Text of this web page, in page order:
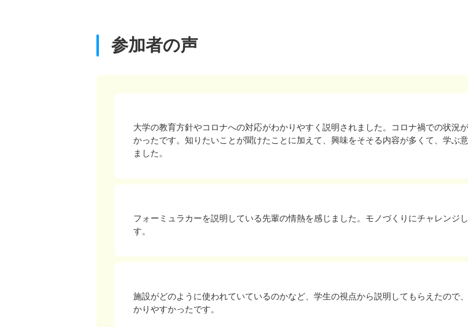
参加者の声
大学の教育方針やコロナへの対応がわかりやすく説明されました。コロナ禍での状況
かったです。知りたいことが聞けたことに加えて、興味をそそる内容が多くて、学ぶ
ました。
フォーミュラカーを説明している先輩の情熱を感じました。モノづくりにチャレンジ
す。
施設がどのように使われていているのかなど、学生の視点から説明してもらえたので
かりやすかったです。